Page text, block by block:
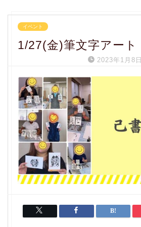
イベント
1/27(金)筆文字アート
2023年1月8日